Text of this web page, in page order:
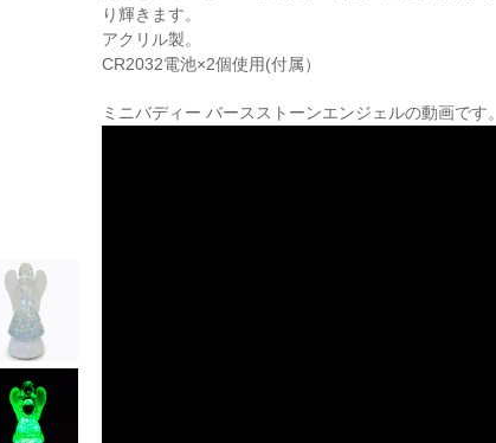
り輝きます。
アクリル製。
CR2032電池×2個使用(付属）
ミニバディー バースストーンエンジェルの動画です。